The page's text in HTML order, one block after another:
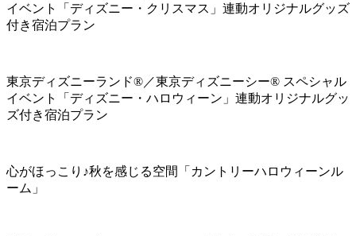
イベント「ディズニー・クリスマス」連動オリジナルグッズ
付き宿泊プラン
東京ディズニーランド®／東京ディズニーシー® スペシャル
イベント「ディズニー・ハロウィーン」連動オリジナルグッ
ズ付き宿泊プラン
心がほっこり♪秋を感じる空間「カントリーハロウィーンル
ーム」